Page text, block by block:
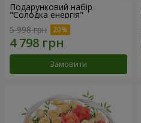
Подарунковий набір
"Солодка енергія"
5 998 грн
Замовити